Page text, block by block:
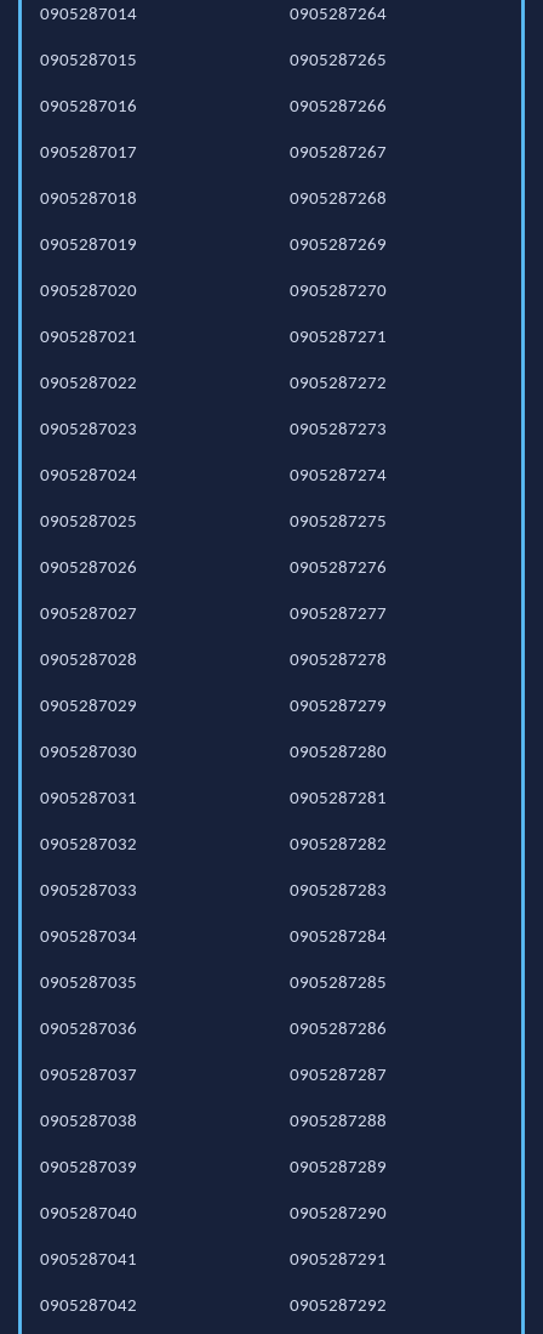
0905287014
0905287015
0905287016
0905287017
0905287018
0905287019
0905287020
0905287021
0905287022
0905287023
0905287024
0905287025
0905287026
0905287027
0905287028
0905287029
0905287030
0905287031
0905287032
0905287033
0905287034
0905287035
0905287036
0905287037
0905287038
0905287039
0905287040
0905287041
0905287042
0905287264
0905287265
0905287266
0905287267
0905287268
0905287269
0905287270
0905287271
0905287272
0905287273
0905287274
0905287275
0905287276
0905287277
0905287278
0905287279
0905287280
0905287281
0905287282
0905287283
0905287284
0905287285
0905287286
0905287287
0905287288
0905287289
0905287290
0905287291
0905287292